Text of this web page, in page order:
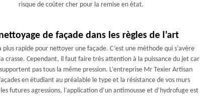
risque de coûter cher pour la remise en état.
de façade dans les règles de l’art
rapide pour nettoyer une façade. C’est une méthode qui s’avère
crasse. Cependant, il faut faire très attention à la puissance du jet car
pas tous la même pression. L’entreprise Mr Texier Artisan
en étudiant au préalable le type et la résistance de vos murs
futures agressions, l’application d’un antimousse et d’hydrofuge est